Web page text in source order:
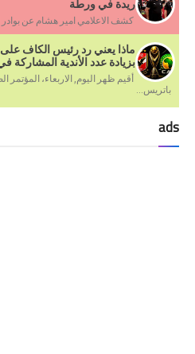
ريدة في ورطة
كشف الاعلامي امير هشام عن بوادر
ماذا يعني رد رئيس الكاف
بزيادة عدد الأندية المشاركة
أقيم ظهر اليوم, الاربعاء،
باتريس...
ads